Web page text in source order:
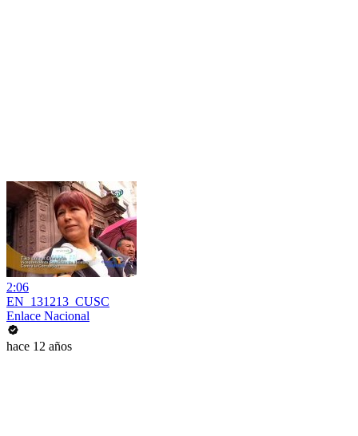
2:06
EN_131213_CUSC
Enlace Nacional
hace 12 años